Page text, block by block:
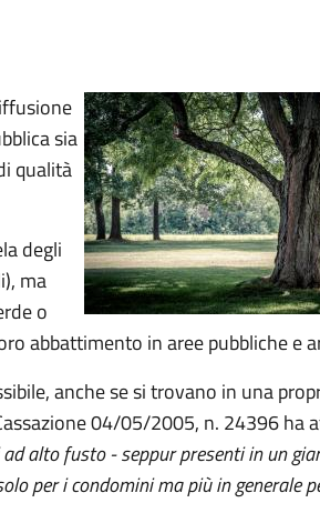
sia
qualità
degli
ma
o
abbattimento in aree pubbliche e
anche se si trovano in una
04/05/2005, n. 24396 ha
alto fusto - seppur presenti in un
per i condomini ma più in generale